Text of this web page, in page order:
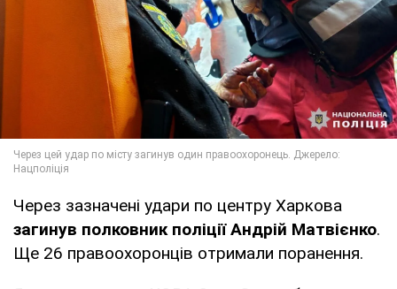
Через зазначені удари по центру Харкова
загинув полковник поліції Андрій Матвієнко.
Ще 26 правоохоронців отримали поранення.